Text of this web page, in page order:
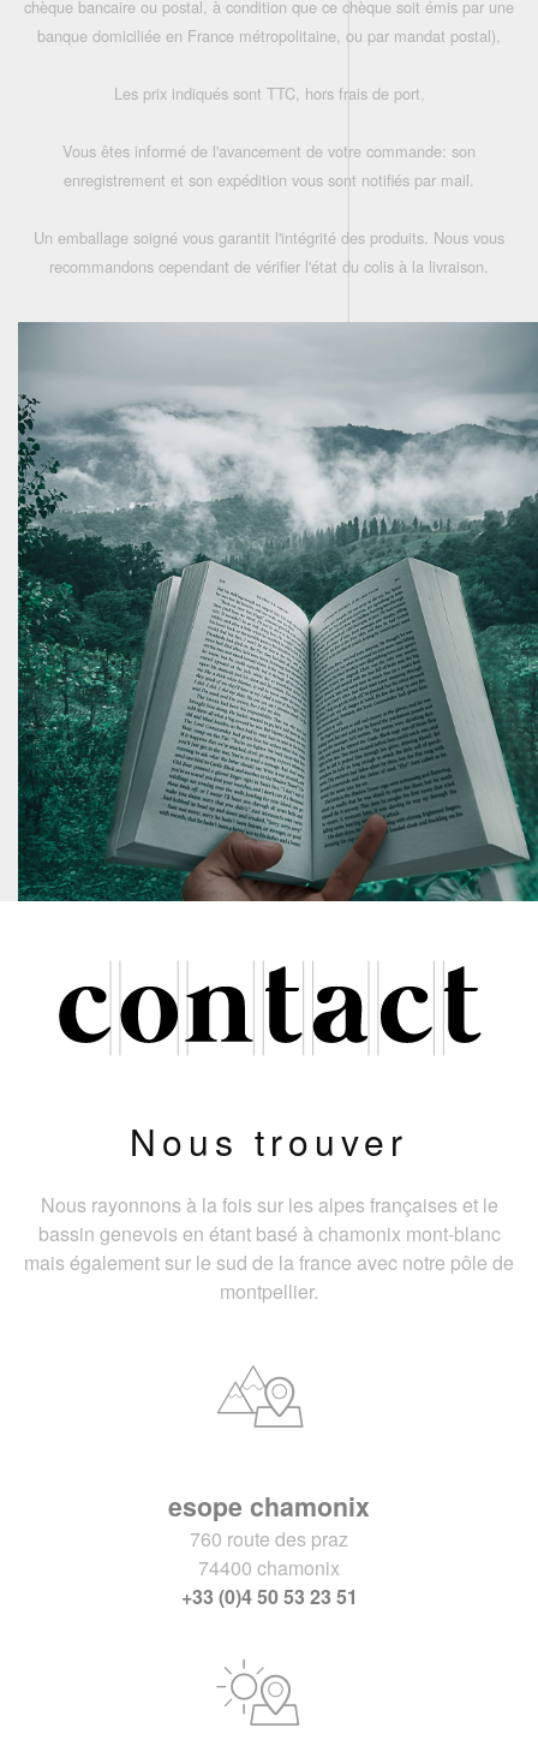
chèque bancaire ou postal, à condition que ce chèque soit émis par une
banque domiciliée en France métropolitaine, ou par mandat postal),
Les prix indiqués sont TTC, hors frais de port,
Vous êtes informé de l'avancement de votre commande: son
enregistrement et son expédition vous sont notifiés par mail.
Un emballage soigné vous garantit l'intégrité des produits. Nous vous
recommandons cependant de vérifier l'état du colis à la livraison.
Nous trouver
Nous rayonnons à la fois sur les alpes françaises et le
bassin genevois en étant basé à chamonix mont-blanc
mais également sur le sud de la france avec notre pôle de
montpellier.
esope chamonix
760 route des praz
74400 chamonix
+33 (0)4 50 53 23 51